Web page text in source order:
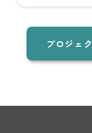
プロジェ